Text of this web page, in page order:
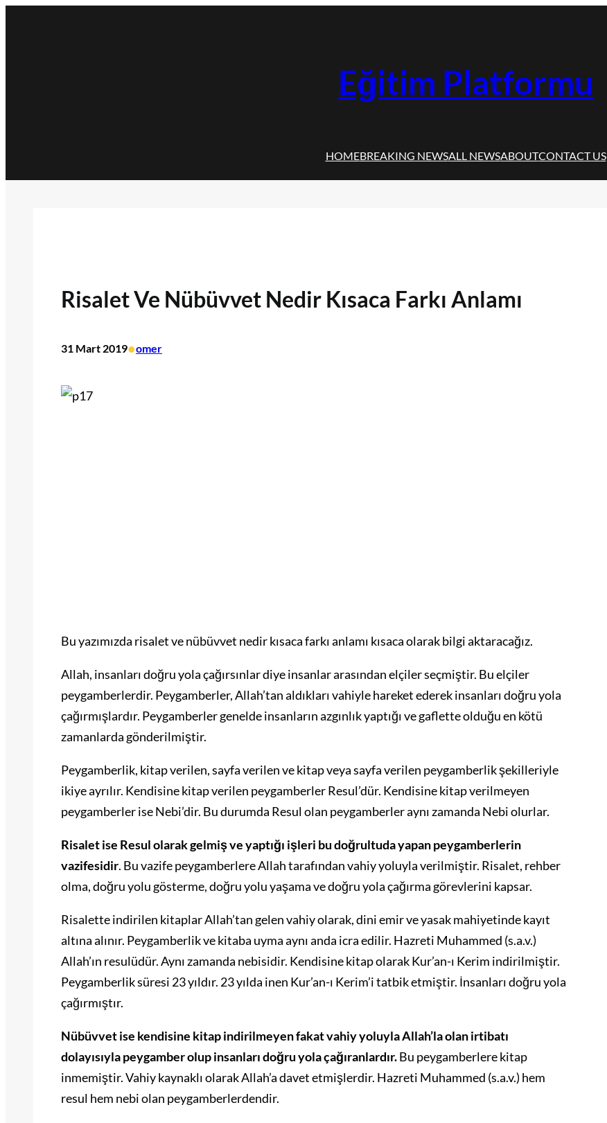
Eğitim Platformu
HOMEBREAKING NEWSALL NEWSABOUTCONTACT US
Risalet Ve Nübüvvet Nedir Kısaca Farkı Anlamı
31 Mart 2019•omer
Bu yazımızda risalet ve nübüvvet nedir kısaca farkı anlamı kısaca olarak bilgi aktaracağız.
Allah, insanları doğru yola çağırsınlar diye insanlar arasından elçiler seçmiştir. Bu elçiler
peygamberlerdir. Peygamberler, Allah’tan aldıkları vahiyle hareket ederek insanları doğru yola
çağırmışlardır. Peygamberler genelde insanların azgınlık yaptığı ve gaflette olduğu en kötü
zamanlarda gönderilmiştir.
Peygamberlik, kitap verilen, sayfa verilen ve kitap veya sayfa verilen peygamberlik şekilleriyle
ikiye ayrılır. Kendisine kitap verilen peygamberler Resul’dür. Kendisine kitap verilmeyen
peygamberler ise Nebi’dir. Bu durumda Resul olan peygamberler aynı zamanda Nebi olurlar.
Risalet ise Resul olarak gelmiş ve yaptığı işleri bu doğrultuda yapan peygamberlerin
vazifesidir. Bu vazife peygamberlere Allah tarafından vahiy yoluyla verilmiştir. Risalet, rehber
olma, doğru yolu gösterme, doğru yolu yaşama ve doğru yola çağırma görevlerini kapsar.
Risalette indirilen kitaplar Allah’tan gelen vahiy olarak, dini emir ve yasak mahiyetinde kayıt
altına alınır. Peygamberlik ve kitaba uyma aynı anda icra edilir. Hazreti Muhammed (s.a.v.)
Allah’ın resulüdür. Aynı zamanda nebisidir. Kendisine kitap olarak Kur’an-ı Kerim indirilmiştir.
Peygamberlik süresi 23 yıldır. 23 yılda inen Kur’an-ı Kerim’i tatbik etmiştir. İnsanları doğru yola
çağırmıştır.
Nübüvvet ise kendisine kitap indirilmeyen fakat vahiy yoluyla Allah’la olan irtibatı
dolayısıyla peygamber olup insanları doğru yola çağıranlardır.Bu peygamberlere kitap
inmemiştir. Vahiy kaynaklı olarak Allah’a davet etmişlerdir. Hazreti Muhammed (s.a.v.) hem
resul hem nebi olan peygamberlerdendir.